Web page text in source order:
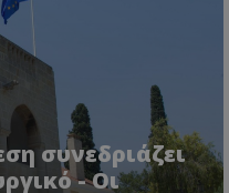
συνεδριάζει
- Οι